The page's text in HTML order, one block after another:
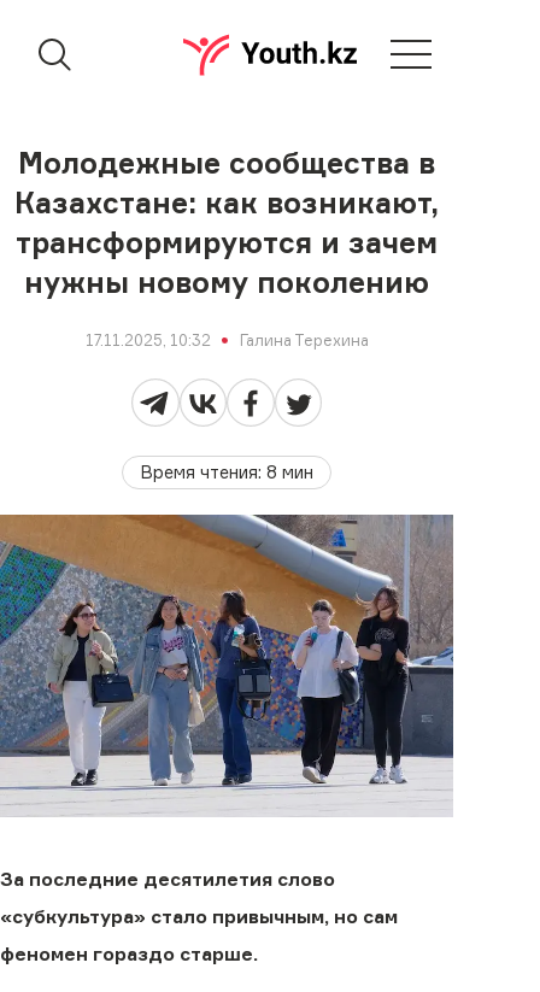
Молодежные сообщества в
Казахстане: как возникают,
трансформируются и зачем
нужны новому поколению
17.11.2025, 10:32 Галина Терехина
Время чтения: 8 мин
За последние десятилетия слово
«субкультура» стало привычным, но сам
феномен гораздо старше.